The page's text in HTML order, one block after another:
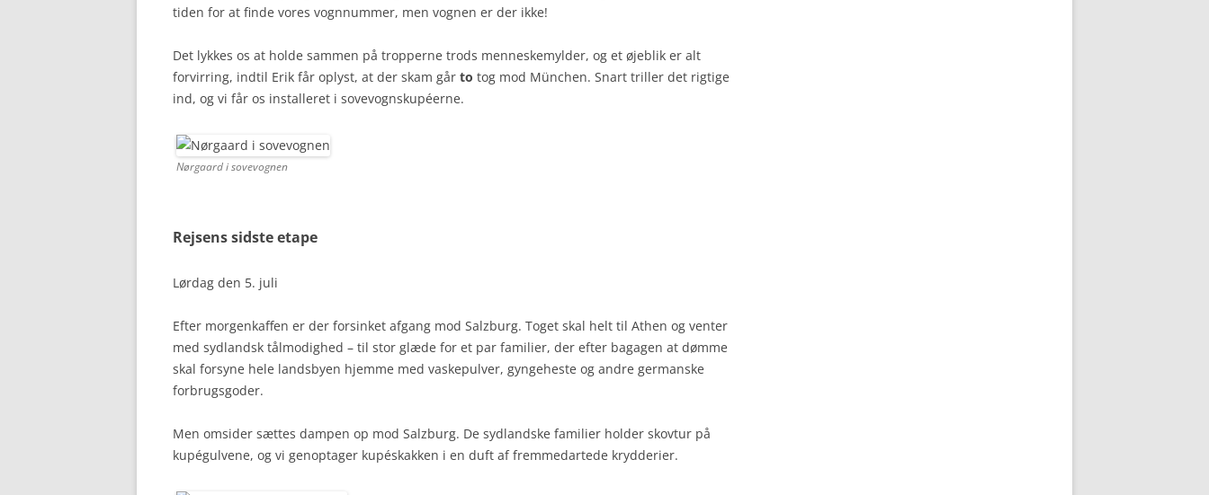
tiden for at finde vores vognnummer, men vognen er der ikke!
Det lykkes os at holde sammen på tropperne trods menneskemylder, og et øjeblik er alt
forvirring, indtil Erik får oplyst, at der skam går to tog mod München. Snart triller det rigtige
ind, og vi får os installeret i sovevognskupéerne.
Nørgaard i sovevognen
Rejsens sidste etape
Lørdag den 5. juli
Efter morgenkaffen er der forsinket afgang mod Salzburg. Toget skal helt til Athen og venter
med sydlandsk tålmodighed – til stor glæde for et par familier, der efter bagagen at dømme
skal forsyne hele landsbyen hjemme med vaskepulver, gyngeheste og andre germanske
forbrugsgoder.
Men omsider sættes dampen op mod Salzburg. De sydlandske familier holder skovtur på
kupégulvene, og vi genoptager kupéskakken i en duft af fremmedartede krydderier.